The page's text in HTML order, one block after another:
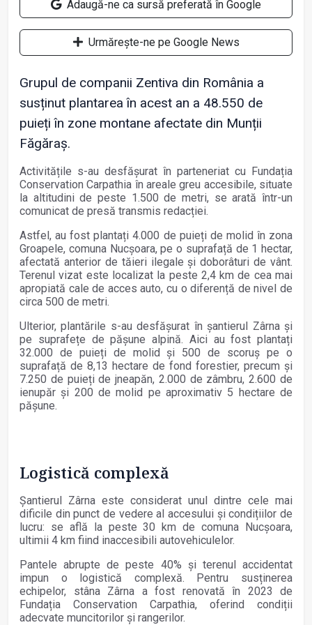
Adaugă-ne ca sursă preferată în Google
Urmărește-ne pe Google News
Grupul de companii Zentiva din România a
susținut plantarea în acest an a 48.550 de
puieți în zone montane afectate din Munții
Făgăraș.
Activitățile s-au desfășurat în parteneriat cu Fundația
Conservation Carpathia în areale greu accesibile, situate
la altitudini de peste 1.500 de metri, se arată într-un
comunicat de presă transmis redacției.
Astfel, au fost plantați 4.000 de puieți de molid în zona
Groapele, comuna Nucșoara, pe o suprafață de 1 hectar,
afectată anterior de tăieri ilegale și doborâturi de vânt.
Terenul vizat este localizat la peste 2,4 km de cea mai
apropiată cale de acces auto, cu o diferență de nivel de
circa 500 de metri.
Ulterior, plantările s-au desfășurat în șantierul Zârna și
pe suprafețe de pășune alpină. Aici au fost plantați
32.000 de puieți de molid și 500 de scoruș pe o
suprafață de 8,13 hectare de fond forestier, precum și
7.250 de puieți de jneapăn, 2.000 de zâmbru, 2.600 de
ienupăr și 200 de molid pe aproximativ 5 hectare de
pășune.
Logistică complexă
Șantierul Zârna este considerat unul dintre cele mai
dificile din punct de vedere al accesului și condițiilor de
lucru: se află la peste 30 km de comuna Nucșoara,
ultimii 4 km fiind inaccesibili autovehiculelor.
Pantele abrupte de peste 40% și terenul accidentat
impun o logistică complexă. Pentru susținerea
echipelor, stâna Zârna a fost renovată în 2023 de
Fundația Conservation Carpathia, oferind condiții
adecvate muncitorilor și rangerilor.